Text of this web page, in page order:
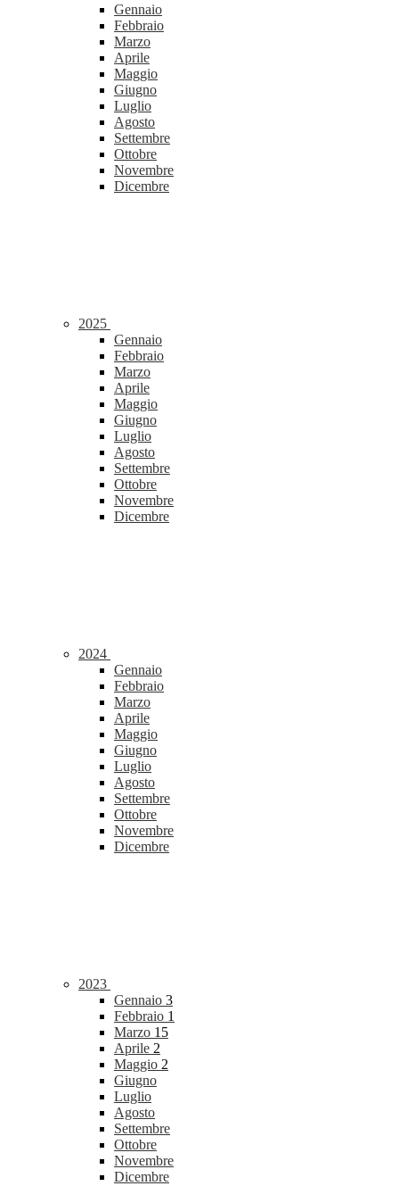
Gennaio
Febbraio
Marzo
Aprile
Maggio
Giugno
Luglio
Agosto
Settembre
Ottobre
Novembre
Dicembre
2025
Gennaio
Febbraio
Marzo
Aprile
Maggio
Giugno
Luglio
Agosto
Settembre
Ottobre
Novembre
Dicembre
2024
Gennaio
Febbraio
Marzo
Aprile
Maggio
Giugno
Luglio
Agosto
Settembre
Ottobre
Novembre
Dicembre
2023
Gennaio 3
Febbraio 1
Marzo 15
Aprile 2
Maggio 2
Giugno
Luglio
Agosto
Settembre
Ottobre
Novembre
Dicembre